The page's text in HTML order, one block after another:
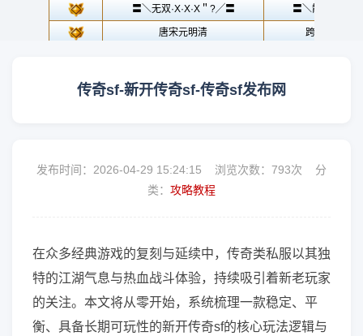
传奇sf-新开传奇sf-传奇sf发布网
发布时间：2026-04-29 15:24:15 浏览次数： 793次 分
类： 攻略教程
在众多经典游戏的复刻与延续中，传奇类私服以其独
特的江湖气息与热血战斗体验，持续吸引着新老玩家
的关注。本文将从零开始，系统梳理一款稳定、平
衡、具备长期可玩性的新开传奇sf的核心玩法逻辑与